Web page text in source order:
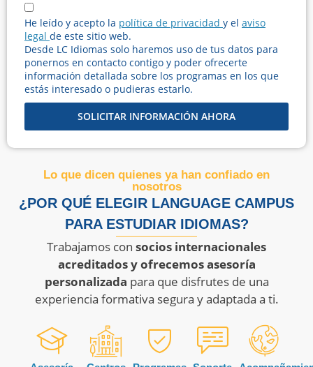
He leído y acepto la política de privacidad y el aviso
legal de este sitio web.
Desde LC Idiomas solo haremos uso de tus datos para
ponernos en contacto contigo y poder ofrecerte
información detallada sobre los programas en los que
estás interesado o pudieras estarlo.
SOLICITAR INFORMACIÓN AHORA
Lo que dicen quienes ya han confiado en
nosotros
¿POR QUÉ ELEGIR LANGUAGE CAMPUS
PARA ESTUDIAR IDIOMAS?
Trabajamos con socios internacionales
acreditados y ofrecemos asesoría
personalizada para que disfrutes de una
experiencia formativa segura y adaptada a ti.